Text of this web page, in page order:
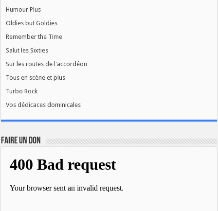
Humour Plus
Oldies but Goldies
Remember the Time
Salut les Sixties
Sur les routes de l'accordéon
Tous en scène et plus
Turbo Rock
Vos dédicaces dominicales
FAIRE UN DON